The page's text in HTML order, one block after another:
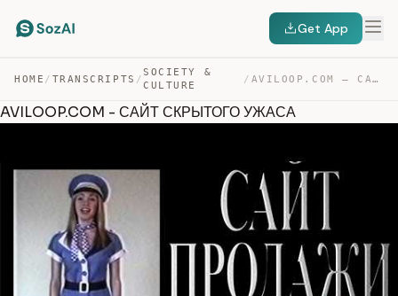
Get App
HOME / TRANSCRIPTS /
SOCIETY &
CULTURE
/ AVILOOP.COM – САЙТ СКРЫТОГО УЖАСА — TRANSCRIPT
AVILOOP.COM - САЙТ СКРЫТОГО УЖАСА